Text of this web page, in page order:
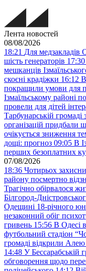
Лента новостей
08/08/2026
18:21 Для медзакладів
шість генераторів 17:30
мешканців
скоєні крадіжки 16:12
покращили умови для
Ізмаїльському районі
провели для дітей
Тарбунарській громаді
організацій придбали
очікується зниження
дощі: прогноз 09:05 В
перших безоплатних
07/08/2026
18:36 Чотирьох
району посмертно
Трагічно обірвалося
Білгород-
Одещині 18-річного
незаконний обіг
гривень 15:56 В Одесі
футбольний стадіон
громаді відкрили
14:48 У Бессарабській
обговорення щодо